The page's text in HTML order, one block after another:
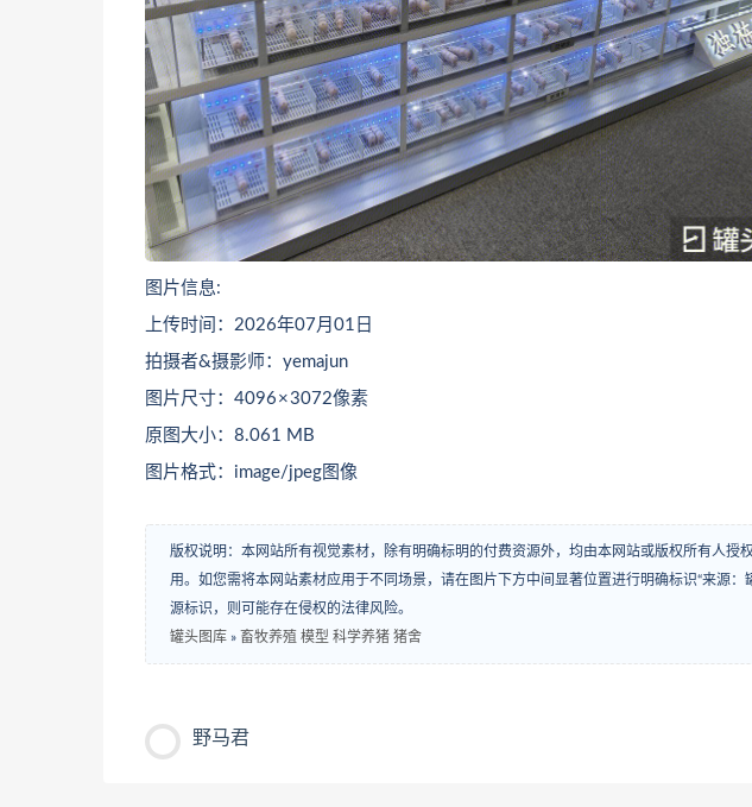
图片信息:
上传时间：2026年07月01日
拍摄者&摄影师：yemajun
图片尺寸：4096 × 3072像素
原图大小：8.061 MB
图片格式：image/jpeg图像
版权说明：本网站所有视觉素材，除有明确标明的付费资源外，均由本网站或版权所有人授
用。如您需将本网站素材应用于不同场景，请在图片下方中间显著位置进行明确标识“来源
源标识，则可能存在侵权的法律风险。
罐头图库 » 畜牧养殖 模型 科学养猪 猪舍
野马君